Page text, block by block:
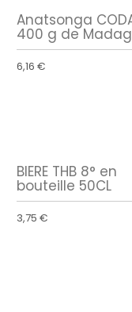
Anatsonga
400 g de
6,16 €
BIERE THB 8° en
bouteille 50CL
3,75 €